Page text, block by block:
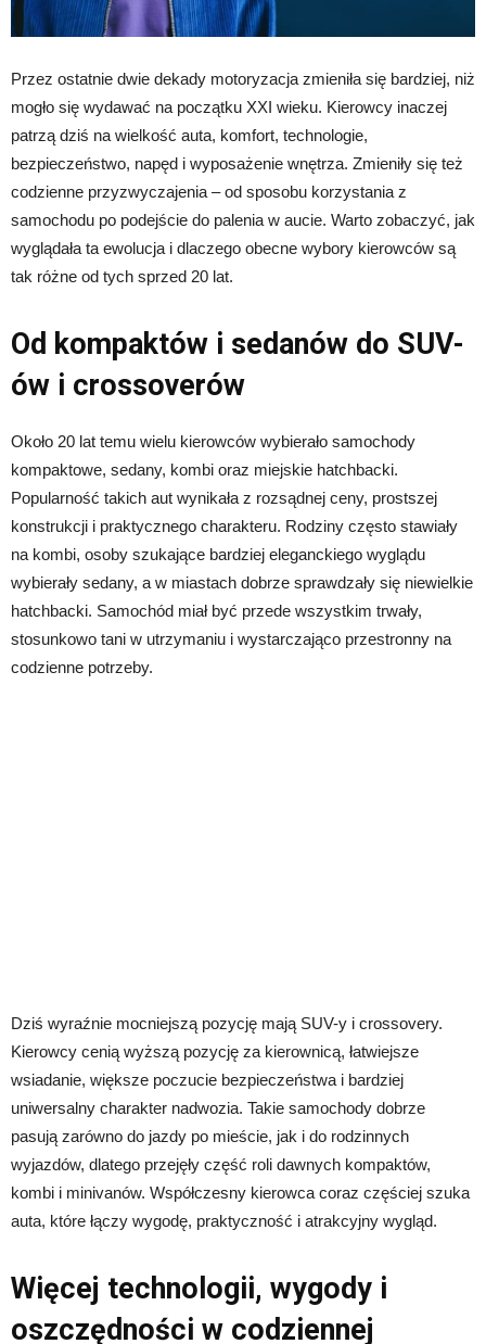
Przez ostatnie dwie dekady motoryzacja zmieniła się bardziej, niż
mogło się wydawać na początku XXI wieku. Kierowcy inaczej
patrzą dziś na wielkość auta, komfort, technologie,
bezpieczeństwo, napęd i wyposażenie wnętrza. Zmieniły się też
codzienne przyzwyczajenia – od sposobu korzystania z
samochodu po podejście do palenia w aucie. Warto zobaczyć, jak
wyglądała ta ewolucja i dlaczego obecne wybory kierowców są
tak różne od tych sprzed 20 lat.
Od kompaktów i sedanów do SUV-
ów i crossoverów
Około 20 lat temu wielu kierowców wybierało samochody
kompaktowe, sedany, kombi oraz miejskie hatchbacki.
Popularność takich aut wynikała z rozsądnej ceny, prostszej
konstrukcji i praktycznego charakteru. Rodziny często stawiały
na kombi, osoby szukające bardziej eleganckiego wyglądu
wybierały sedany, a w miastach dobrze sprawdzały się niewielkie
hatchbacki. Samochód miał być przede wszystkim trwały,
stosunkowo tani w utrzymaniu i wystarczająco przestronny na
codzienne potrzeby.
Dziś wyraźnie mocniejszą pozycję mają SUV-y i crossovery.
Kierowcy cenią wyższą pozycję za kierownicą, łatwiejsze
wsiadanie, większe poczucie bezpieczeństwa i bardziej
uniwersalny charakter nadwozia. Takie samochody dobrze
pasują zarówno do jazdy po mieście, jak i do rodzinnych
wyjazdów, dlatego przejęły część roli dawnych kompaktów,
kombi i minivanów. Współczesny kierowca coraz częściej szuka
auta, które łączy wygodę, praktyczność i atrakcyjny wygląd.
Więcej technologii, wygody i
oszczędności w codziennej